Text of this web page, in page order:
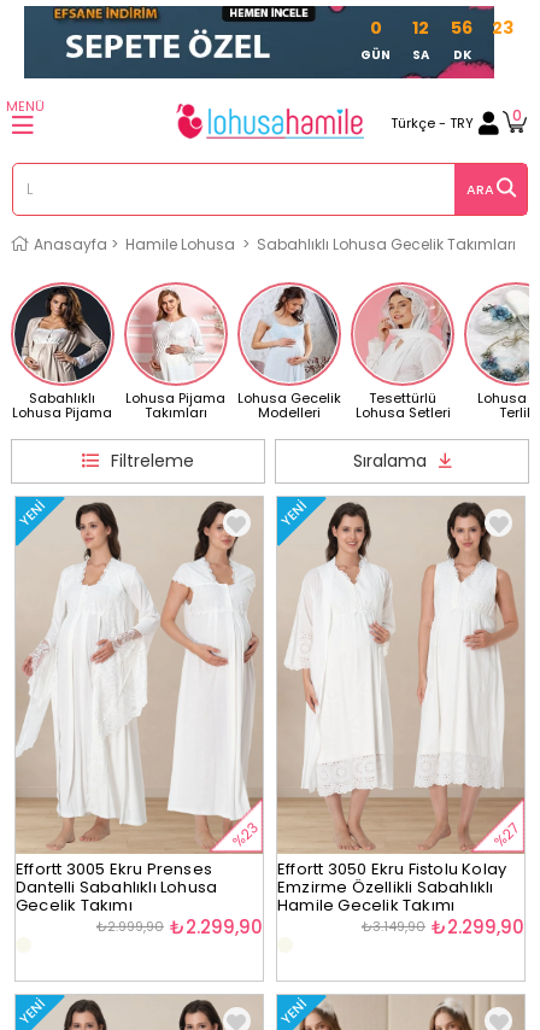
0
GÜN
12
SA
56
DK
21
0
MENÜ
Türkçe - TRY
Anasayfa > Hamile Lohusa > Sabahlıklı Lohusa Gecelik Takımları
Sabahlıklı
Lohusa Pijama
Lohusa Pijama
Takımları
Lohusa Gecelik
Modelleri
Tesettürlü
Lohusa Setleri
Lohusa
Terlik
Filtreleme Sıralama
YENI
%23
Effortt 3005 Ekru Prenses
Dantelli Sabahlıklı Lohusa
Gecelik Takımı
₺2.299,90
₺2.999,90
YENI
%27
Effortt 3050 Ekru Fistolu Kolay
Emzirme Özellikli Sabahlıklı
Hamile Gecelik Takımı
₺2.299,90
₺3.149,90
YENI YENI